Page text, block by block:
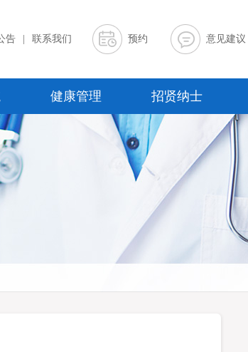
告 联系我们 预约 意见建议
健康管理 招贤纳士